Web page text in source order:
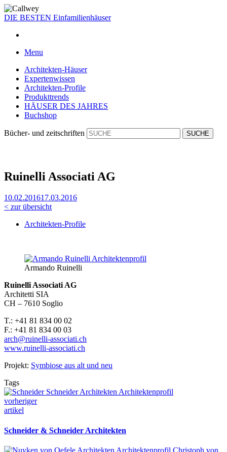
DIE BESTEN Einfamilienhäuser
Menu
Architekten-Häuser
Expertenwissen
Architekten-Profile
Produkttrends
HÄUSER DES JAHRES
Buchshop
Bücher- und zeitschriften
Rui­nel­li Asso­cia­ti AG
10.02.201617.03.2016
< zur übersicht
Architekten-Profile
Ar­ma­n­do Rui­nel­li
Ruinelli Associati AG
Architetti SIA
CH – 7610 Soglio
T.: +41 81 834 00 02
F.: +41 81 834 00 03
arch@ruinelli-associati.ch
www.ruinelli-associati.ch
Projekt: Symbiose aus alt und neu
Tags
vorheriger
artikel
Schnei­der & Schnei­der Ar­chi­tek­ten